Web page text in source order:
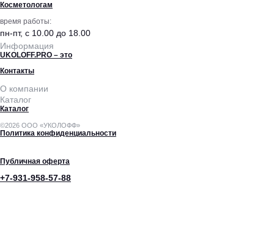
Косметологам
время работы:
пн-пт, с 10.00 до 18.00
Информация
UKOLOFF.PRO – это
Контакты
О компании
Каталог
Каталог
©2026 ООО «УКОЛОФФ»
Политика конфиденциальности
Публичная оферта
+7-931-958-57-88